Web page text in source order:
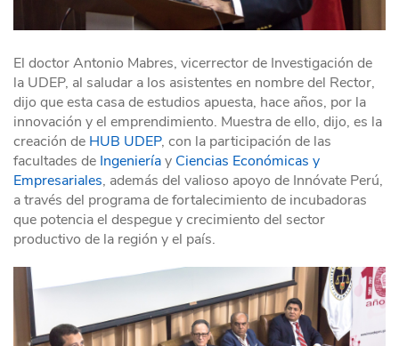
El doctor Antonio Mabres, vicerrector de Investigación de
la UDEP, al saludar a los asistentes en nombre del Rector,
dijo que esta casa de estudios apuesta, hace años, por la
innovación y el emprendimiento. Muestra de ello, dijo, es la
creación de HUB UDEP, con la participación de las
facultades de Ingenieríay Ciencias Económicas y
Empresariales, además del valioso apoyo de Innóvate Perú,
a través del programa de fortalecimiento de incubadoras
que potencia el despegue y crecimiento del sector
productivo de la región y el país.